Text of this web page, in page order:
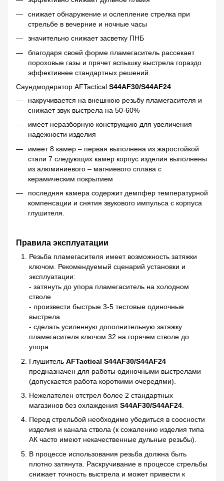
снижает обнаружение и ослепление стрелка при
стрельбе в вечерние и ночные часы
значительно снижает засветку ПНБ
благодаря своей форме пламегаситель рассекает
пороховые газы и прячет вспышку выстрела гораздо
эффективнее стандартных решений.
Саундмодератор AFTactical S44AF30/S44AF24
накручивается на внешнюю резьбу пламегасителя и
снижает звук выстрела на 50-60%
имеет неразборную конструкцию для увеличения
надежности изделия
имеет 8 камер – первая выполнена из жаростойкой
стали 7 следующих камер корпус изделия выполнены
из алюминиевого – магниевого сплава с
керамическим покрытием
последняя камера содержит демпфер температурной
компенсации и снятия звукового импульса с корпуса
глушителя.
Правила эксплуатации
Резьба пламегасителя имеет возможность затяжки
ключом. Рекомендуемый сценарий установки и
эксплуатации:
- затянуть до упора пламегаситель на холодном
стволе
- произвести быстрые 3-5 тестовые одиночные
выстрела
- сделать усиленную дополнительную затяжку
пламегасителя ключом 32 на горячем стволе до
упора
Глушитель AFTactical S44AF30/S44AF24
предназначен для работы одиночными выстрелами
(допускается работа короткими очередями).
Нежелателен отстрел более 2 стандартных
магазинов без охлаждения S44AF30/S44AF24
Перед стрельбой необходимо убедиться в соосности
изделия и канала ствола (к сожалению изделия типа
АК часто имеют некачественные дульные резьбы).
В процессе использования резьба должна быть
плотно затянута. Раскручивание в процессе стрельбы
снижает точность выстрела и может привести к